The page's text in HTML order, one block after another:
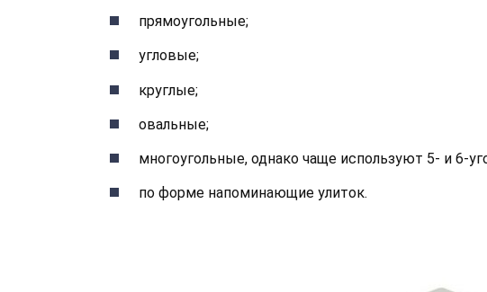
прямоугольные;
угловые;
круглые;
овальные;
многоугольные, однако чаще используют 5- и 6-
по форме напоминающие улиток.